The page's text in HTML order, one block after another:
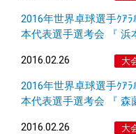
2016年世界卓球選手ｸｱ
本代表選手選考会 『 浜
2016.02.26 大
2016年世界卓球選手ｸｱ
本代表選手選考会 『 森
2016.02.26 大